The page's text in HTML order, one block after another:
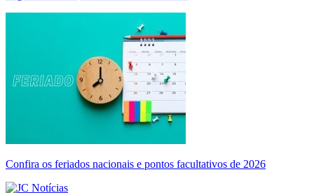
Confira os feriados nacionais e pontos facultativos de 2026